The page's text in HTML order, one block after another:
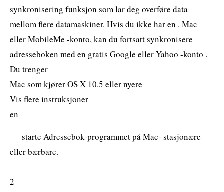
synkronisering funksjon som lar deg overføre data
mellom flere datamaskiner. Hvis du ikke har en . Mac
eller MobileMe -konto, kan du fortsatt synkronisere
adresseboken med en gratis Google eller Yahoo -konto .
Du trenger
Mac som kjører OS X 10.5 eller nyere
Vis flere instruksjoner
en
starte Adressebok-programmet på Mac- stasjonære
eller bærbare.
2